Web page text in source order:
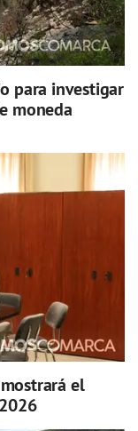
para investigar
moneda
el